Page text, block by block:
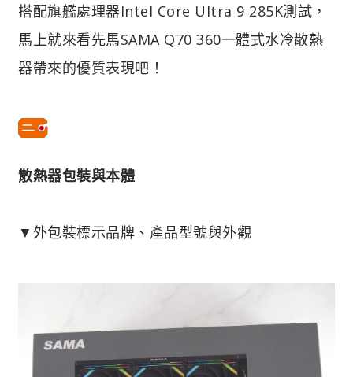
搭配旗艦處理器Intel Core Ultra 9 285K測試，
馬上就來看先馬SAMA Q70 360一體式水冷散熱
器帶來的優質表現吧！
散熱器包裝與本體
▼外包裝標示品牌、產品型號與外觀